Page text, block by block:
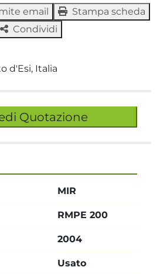
email
Stampa scheda
Condividi
d'Esi, Italia
Quotazione
MIR
RMPE 200
2004
Usato